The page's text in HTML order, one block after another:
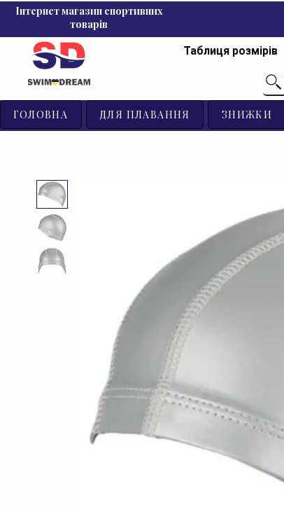
Інтернет магазин спортивних
товарів
Таблиця розмірів
ГОЛОВНА ДЛЯ ПЛАВАННЯ ЗНИЖКИ